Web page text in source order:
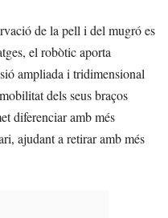
de la pell i del mugró es
el robòtic aporta
ampliada i tridimensional
dels seus braços
diferenciar amb més
ajudant a retirar amb més